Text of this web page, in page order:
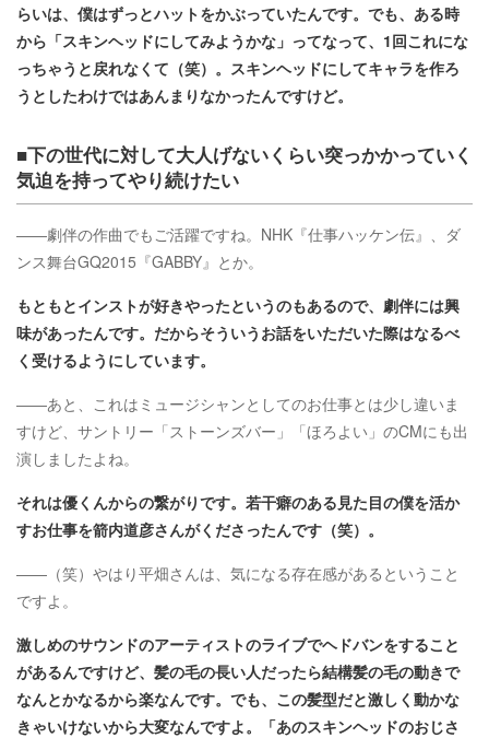
らいは、僕はずっとハットをかぶっていたんです。でも、ある時
から「スキンヘッドにしてみようかな」ってなって、1回これにな
っちゃうと戻れなくて（笑）。スキンヘッドにしてキャラを作ろ
うとしたわけではあんまりなかったんですけど。
■下の世代に対して大人げないくらい突っかかっていく
気迫を持ってやり続けたい
――劇伴の作曲でもご活躍ですね。NHK『仕事ハッケン伝』、ダ
ンス舞台GQ2015『GABBY』とか。
もともとインストが好きやったというのもあるので、劇伴には興
味があったんです。だからそういうお話をいただいた際はなるべ
く受けるようにしています。
――あと、これはミュージシャンとしてのお仕事とは少し違いま
すけど、サントリー「ストーンズバー」「ほろよい」のCMにも出
演しましたよね。
それは優くんからの繋がりです。若干癖のある見た目の僕を活か
すお仕事を箭内道彦さんがくださったんです（笑）。
――（笑）やはり平畑さんは、気になる存在感があるということ
ですよ。
激しめのサウンドのアーティストのライブでヘドバンをすること
があるんですけど、髪の毛の長い人だったら結構髪の毛の動きで
なんとかなるから楽なんです。でも、この髪型だと激しく動かな
きゃいけないから大変なんですよ。「あのスキンヘッドのおじさ